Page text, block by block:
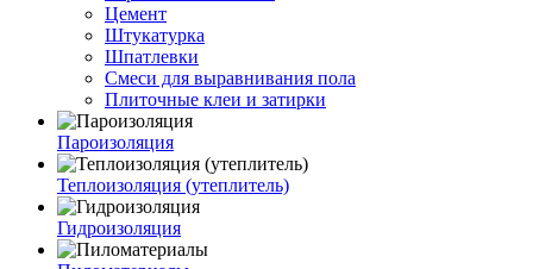
Цемент
Штукатурка
Шпатлевки
Смеси для выравнивания пола
Плиточные клеи и затирки
Пароизоляция
Теплоизоляция (утеплитель)
Гидроизоляция